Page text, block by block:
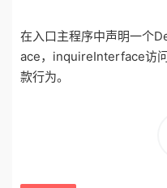
在入口主程序中声明一个
ace，inquireInterface访
款行为。